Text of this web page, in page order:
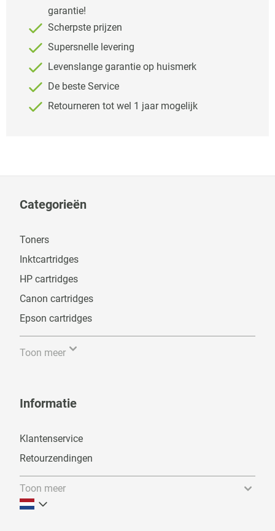
garantie!
Scherpste prijzen
Supersnelle levering
Levenslange garantie op huismerk
De beste Service
Retourneren tot wel 1 jaar mogelijk
Categorieën
Toners
Inktcartridges
HP cartridges
Canon cartridges
Epson cartridges
Toon meer
Informatie
Klantenservice
Retourzendingen
Toon meer